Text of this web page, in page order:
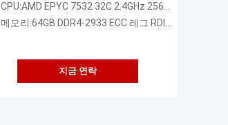
CPU:AMD EPYC 7532 32C 2.4GHz 256MB 200W*2
메모리:64GB DDR4-2933 ECC 레그 RDIMM*32
지금 연락